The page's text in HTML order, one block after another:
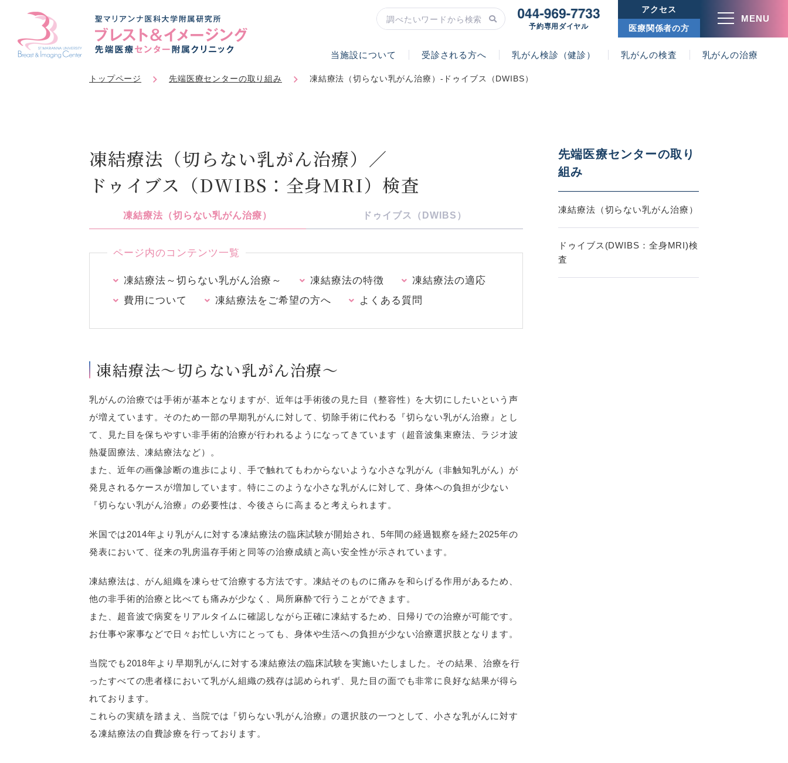
予約専用ダイヤル
アクセス
医療関係者の方
当施設について 受診される方へ 乳がん検診（健診） 乳がんの検査 乳がんの治療
MENU
トップページ 先端医療センターの取り組み 凍結療法（切らない乳がん治療）‐ドゥイブス（DWIBS）
凍結療法（切らない乳がん治療）／
ドゥイブス（DWIBS：全身MRI）検査
凍結療法（切らない乳がん治療） ドゥイブス（DWIBS）
ページ内のコンテンツ一覧
凍結療法～切らない乳がん治療～ 凍結療法の特徴
凍結療法の適応
費用について
凍結療法をご希望の方へ よくある質問
凍結療法～切らない乳がん治療～
乳がんの治療では手術が基本となりますが、近年は手術後の見た目（整容性）を大切にしたいという声
が増えています。そのため一部の早期乳がんに対して、切除手術に代わる『切らない乳がん治療』とし
て、見た目を保ちやすい非手術的治療が行われるようになってきています（超音波集束療法、ラジオ波
熱凝固療法、凍結療法など）。
また、近年の画像診断の進歩により、手で触れてもわからないような小さな乳がん（非触知乳がん）が
発見されるケースが増加しています。特にこのような小さな乳がんに対して、身体への負担が少ない
『切らない乳がん治療』の必要性は、今後さらに高まると考えられます。
米国では2014年より乳がんに対する凍結療法の臨床試験が開始され、5年間の経過観察を経た2025年の
発表において、従来の乳房温存手術と同等の治療成績と高い安全性が示されています。
凍結療法は、がん組織を凍らせて治療する方法です。凍結そのものに痛みを和らげる作用があるため、
他の非手術的治療と比べても痛みが少なく、局所麻酔で行うことができます。
また、超音波で病変をリアルタイムに確認しながら正確に凍結するため、日帰りでの治療が可能です。
お仕事や家事などで日々お忙しい方にとっても、身体や生活への負担が少ない治療選択肢となります。
当院でも2018年より早期乳がんに対する凍結療法の臨床試験を実施いたしました。その結果、治療を行
ったすべての患者様において乳がん組織の残存は認められず、見た目の面でも非常に良好な結果が得ら
れております。
これらの実績を踏まえ、当院では『切らない乳がん治療』の選択肢の一つとして、小さな乳がんに対す
る凍結療法の自費診療を行っております。
先端医療センターの取り
組み
凍結療法（切らない乳がん治療）
ドゥイブス(DWIBS：全身MRI)検
査